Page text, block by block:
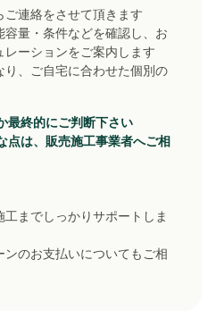
ご連絡をさせて頂きます
容量・条件などを確認し、お
レーションをご案内します
り、ご自宅に合わせた個別の
終的にご判断下さい
は、販売施工事業者へご相
工までしっかりサポートしま
ンのお支払いについてもご相